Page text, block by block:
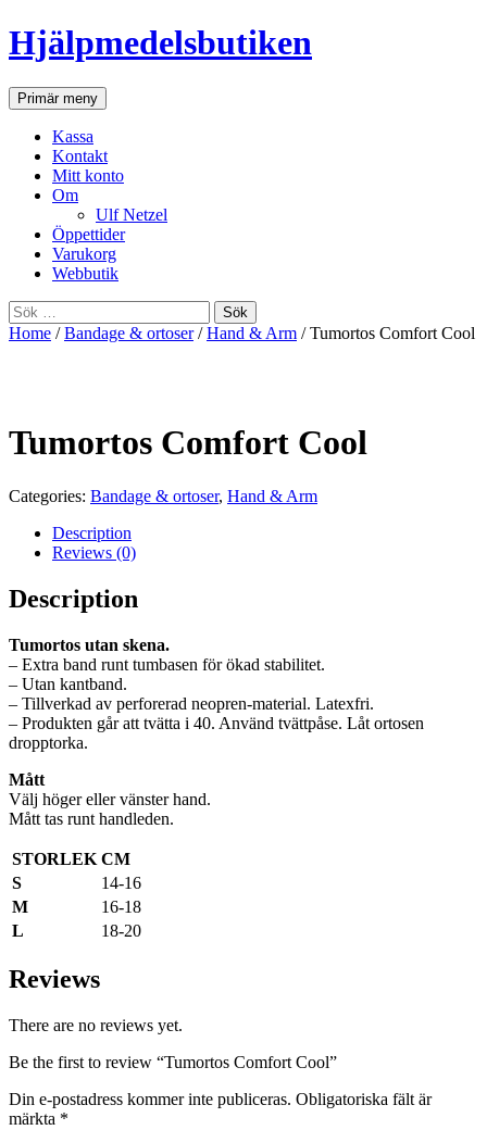
Hjälpmedelsbutiken
SökPrimär meny Gå
till
Kassa
Kontakt
Mitt konto
Om
Ulf Netzel
Öppettider
Varukorg
Webbutik
Sök
efter:
Home /Bandage & ortoser/Hand & Arm / Tumortos Comfort Cool
Tumortos Comfort Cool
Categories: Bandage & ortoser, Hand & Arm
Description
Reviews (0)
Description
Tumortos utan skena.
– Extra band runt tumbasen för ökad stabilitet.
– Utan kantband.
– Tillverkad av perforerad neopren-material. Latexfri.
– Produkten går att tvätta i 40. Använd tvättpåse. Låt ortosen
dropptorka.
Mått
Välj höger eller vänster hand.
Mått tas runt handleden.
STORLEK CM
S
14-16
M
16-18
L
18-20
Reviews
There are no reviews yet.
Be the first to review “Tumortos Comfort Cool”
Din e-postadress kommer inte publiceras. Obligatoriska fält är
märkta *